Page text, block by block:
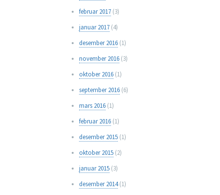
februar 2017(3)
januar 2017(4)
desember 2016(1)
november 2016(3)
oktober 2016(1)
september 2016(6)
mars 2016(1)
februar 2016(1)
desember 2015(1)
oktober 2015(2)
januar 2015(3)
desember 2014(1)